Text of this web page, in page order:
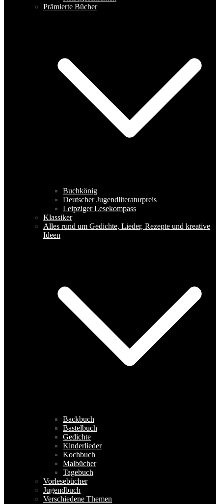
Prämierte Bücher
Buchkönig
Deutscher Jugendliteraturpreis
Leipziger Lesekompass
Klassiker
Alles rund um Gedichte, Lieder, Rezepte und kreative
Ideen
Backbuch
Bastelbuch
Gedichte
Kinderlieder
Kochbuch
Malbücher
Tagebuch
Vorlesebücher
Jugendbuch
Verschiedene Themen